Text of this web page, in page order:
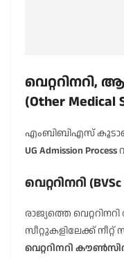
(Other Medical
എംബിബിഎസ്
UG Admission Process
വെറ്ററിനറി (BVSc
രാജ്യത്തെ
സീറ്റുകളിലേക്ക്
വെറ്ററിനറി